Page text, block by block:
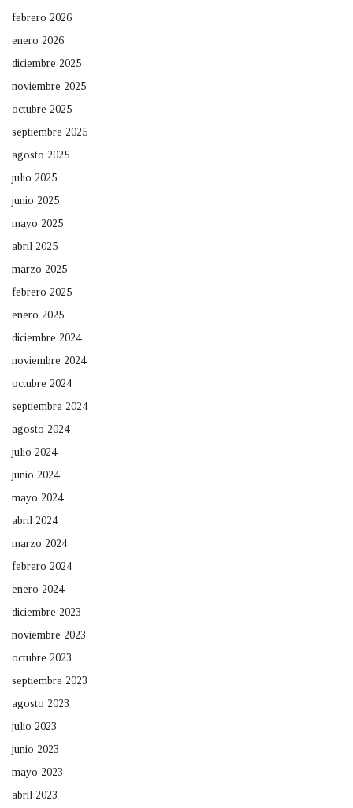
febrero 2026
enero 2026
diciembre 2025
noviembre 2025
octubre 2025
septiembre 2025
agosto 2025
julio 2025
junio 2025
mayo 2025
abril 2025
marzo 2025
febrero 2025
enero 2025
diciembre 2024
noviembre 2024
octubre 2024
septiembre 2024
agosto 2024
julio 2024
junio 2024
mayo 2024
abril 2024
marzo 2024
febrero 2024
enero 2024
diciembre 2023
noviembre 2023
octubre 2023
septiembre 2023
agosto 2023
julio 2023
junio 2023
mayo 2023
abril 2023